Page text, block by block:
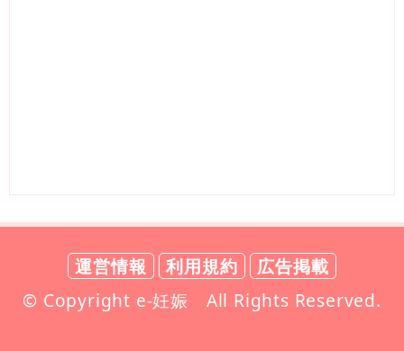
運営情報 利用規約
広告掲載
© Copyright e-妊娠 All Rights Reserved.